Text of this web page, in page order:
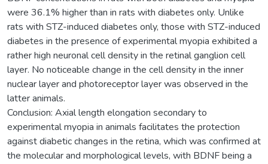
were 36.1% higher than in rats with diabetes only. Unlike
rats with STZ-induced diabetes only, those with STZ-induced
diabetes in the presence of experimental myopia exhibited a
rather high neuronal cell density in the retinal ganglion cell
layer. No noticeable change in the cell density in the inner
nuclear layer and photoreceptor layer was observed in the
latter animals.
Conclusion: Axial length elongation secondary to
experimental myopia in animals facilitates the protection
against diabetic changes in the retina, which was confirmed at
the molecular and morphological levels, with BDNF being a